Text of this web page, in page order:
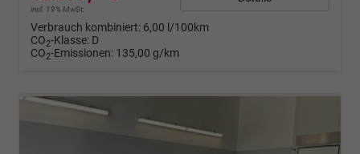
incl. 19% MwSt.
Verbrauch kombiniert: 6,00 l/100km
CO2-Klasse: D
CO2-Emissionen: 135,00 g/km